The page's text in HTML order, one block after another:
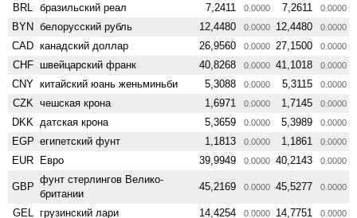
BRL бразильский реал 7,2411 0.0000 7,2611 0.0000
BYN белорусский рубль 12,4480 0.0000 12,4480 0.0000
CAD канадский доллар 26,9560 0.0000 27,1500 0.0000
CHF швейцарский франк 40,8268 0.0000 41,1018 0.0000
CNY китайский юань женьминьби 5,3088 0.0000 5,3115 0.0000
CZK чешская крона 1,6971 0.0000 1,7145 0.0000
DKK датская крона 5,3659 0.0000 5,3989 0.0000
EGP египетский фунт 1,1813 0.0000 1,1861 0.0000
EUR Евро 39,9949 0.0000 40,2143 0.0000
GBP
фунт стерлингов Велико­
британии
45,2169 0.0000 45,5277 0.0000
GEL грузинский лари 14,4254 0.0000 14,7751 0.0000